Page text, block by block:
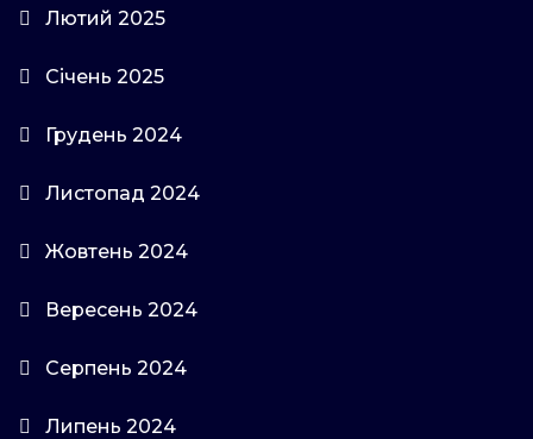
Лютий 2025
Січень 2025
Грудень 2024
Листопад 2024
Жовтень 2024
Вересень 2024
Серпень 2024
Липень 2024